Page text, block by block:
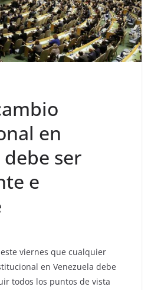
en
ser
e
este viernes que cualquier
en Venezuela debe
todos los puntos de vista